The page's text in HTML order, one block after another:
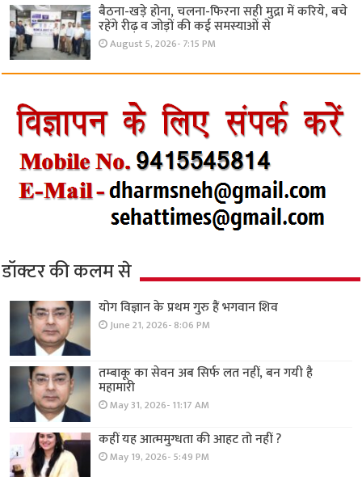
बैठना-खड़े होना, चलना-फिरना सही मुद्रा में करिये, बचे
रहेंगे रीढ़ व जोड़ों की कई समस्याओं से
August 5, 2026- 7:15 PM
डॉक्टर की कलम से
योग विज्ञान के प्रथम गुरु हैं भगवान शिव
June 21, 2026- 8:06 PM
तम्बाकू का सेवन अब सिर्फ लत नहीं, बन गयी है
महामारी
May 31, 2026- 11:17 AM
कहीं यह आत्ममुग्धता की आहट तो नहीं ?
May 19, 2026- 5:49 PM